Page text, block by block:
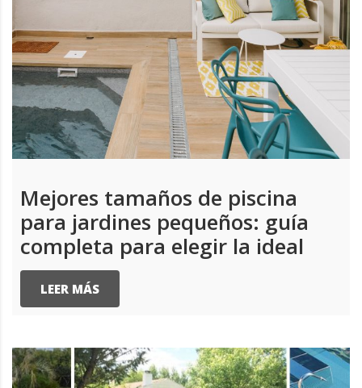
Mejores tamaños de piscina
para jardines pequeños: guía
completa para elegir la ideal
LEER MÁS